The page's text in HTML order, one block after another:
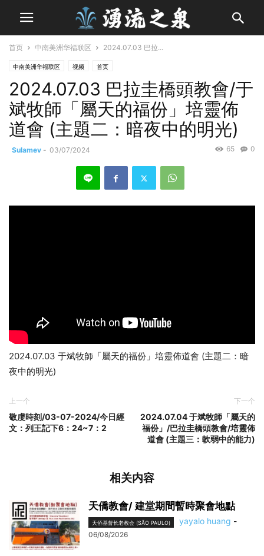
首页 中南美洲华福联区 2024.07.03 巴拉...
中南美洲华福联区 视频 首页
2024.07.03 巴拉圭橋頭教會/于
斌牧師「屬天的福份」培靈佈
道會 (主題二：暗夜中的明光)
Sulamev - 03/07/2024 0
65
2024.07.03 于斌牧師「屬天的福份」培靈佈道會 (主題二：暗
夜中的明光)
上一个
敬虔時刻/03-07-2024/今日經
文：列王記下6：24~7：2
下一个
2024.07.04 于斌牧師「屬天的
福份」/巴拉圭橋頭教會/培靈佈
道會 (主題三：軟弱中的能力)
相关内容
天僑教會/ 建堂期間暫時聚會地點
天侨基督长老教会 (SÃO PAULO) yayalo huang -
06/08/2026